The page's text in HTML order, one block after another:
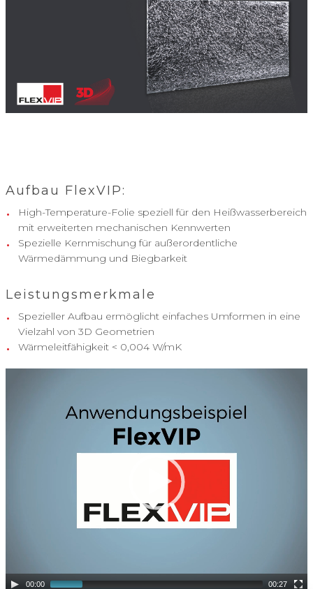
Aufbau FlexVIP:
High-Temperature-Folie speziell für den Heißwasserbereich
mit erweiterten mechanischen Kennwerten
Spezielle Kernmischung für außerordentliche
Wärmedämmung und Biegbarkeit
Leistungsmerkmale
Spezieller Aufbau ermöglicht einfaches Umformen in eine
Vielzahl von 3D Geometrien
Wärmeleitfähigkeit < 0,004 W/mK
00:00 00:27